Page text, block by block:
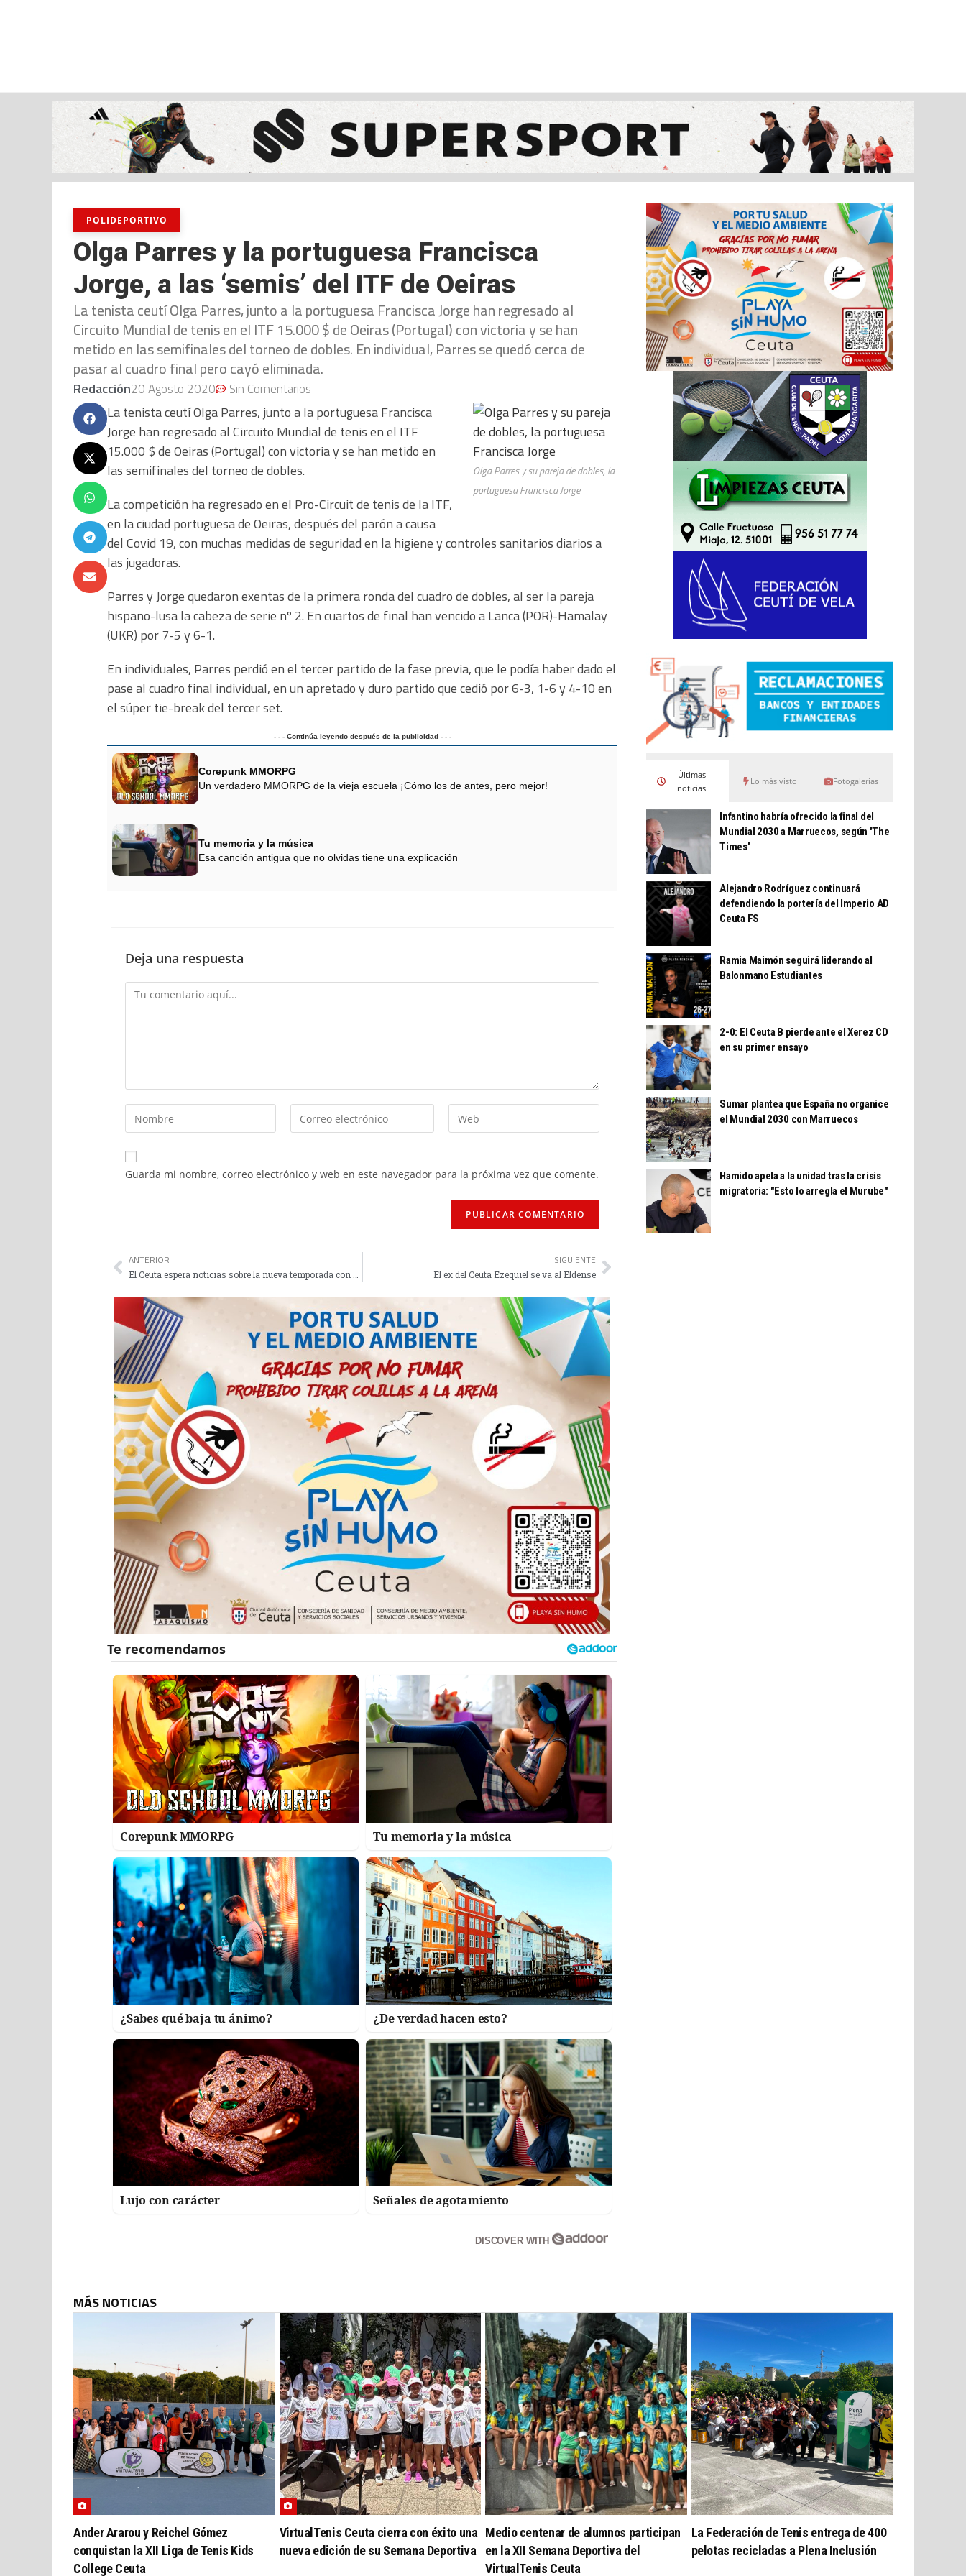
POLIDEPORTIVO
Olga Parres y la portuguesa Francisca
Jorge, a las ‘semis’ del ITF de Oeiras
La tenista ceutí Olga Parres, junto a la portuguesa Francisca Jorge han regresado al
Circuito Mundial de tenis en el ITF 15.000 $ de Oeiras (Portugal) con victoria y se han
metido en las semifinales del torneo de dobles. En individual, Parres se quedó cerca de
pasar al cuadro final pero cayó eliminada.
Redacción20 Agosto 2020 Sin Comentarios
Olga Parres y su pareja de dobles, la
portuguesa Francisca Jorge
La tenista ceutí Olga Parres, junto a la portuguesa Francisca
Jorge han regresado al Circuito Mundial de tenis en el ITF
15.000 $ de Oeiras (Portugal) con victoria y se han metido en
las semifinales del torneo de dobles.
La competición ha regresado en el Pro-Circuit de tenis de la ITF,
en la ciudad portuguesa de Oeiras, después del parón a causa
del Covid 19, con muchas medidas de seguridad en la higiene y controles sanitarios diarios a
las jugadoras.
Parres y Jorge quedaron exentas de la primera ronda del cuadro de dobles, al ser la pareja
hispano-lusa la cabeza de serie nº 2. En cuartos de final han vencido a Lanca (POR)-Hamalay
(UKR) por 7-5 y 6-1.
En individuales, Parres perdió en el tercer partido de la fase previa, que le podía haber dado el
pase al cuadro final individual, en un apretado y duro partido que cedió por 6-3, 1-6 y 4-10 en
el súper tie-break del tercer set.
- - - Continúa leyendo después de la publicidad - - -
Corepunk MMORPG
Un verdadero MMORPG de la vieja escuela ¡Cómo los de antes, pero mejor!
Tu memoria y la música
Esa canción antigua que no olvidas tiene una explicación
Deja una respuesta
Guarda mi nombre, correo electrónico y web en este navegador para la próxima vez que comente.
ANTERIOR SIGUIENTE
El ex del Ceuta Ezequiel se va al Eldense
Corepunk MMORPG Tu memoria y la música
¿Sabes qué baja tu ánimo? ¿De verdad hacen esto?
Lujo con carácter Señales de agotamiento
DISCOVER WITH
Últimas
noticias
Lo más visto Fotogalerías
Infantino habría ofrecido la final del
Mundial 2030 a Marruecos, según 'The
Times'
Alejandro Rodríguez continuará
defendiendo la portería del Imperio AD
Ceuta FS
Ramia Maimón seguirá liderando al
Balonmano Estudiantes
2-0: El Ceuta B pierde ante el Xerez CD
en su primer ensayo
Sumar plantea que España no organice
el Mundial 2030 con Marruecos
Hamido apela a la unidad tras la crisis
migratoria: "Esto lo arregla el Murube"
MÁS NOTICIAS
Ander Ararou y Reichel Gómez
conquistan la XII Liga de Tenis Kids
College Ceuta
VirtualTenis Ceuta cierra con éxito una
nueva edición de su Semana Deportiva
Medio centenar de alumnos participan
en la XII Semana Deportiva del
VirtualTenis Ceuta
La Federación de Tenis entrega de 400
pelotas recicladas a Plena Inclusión